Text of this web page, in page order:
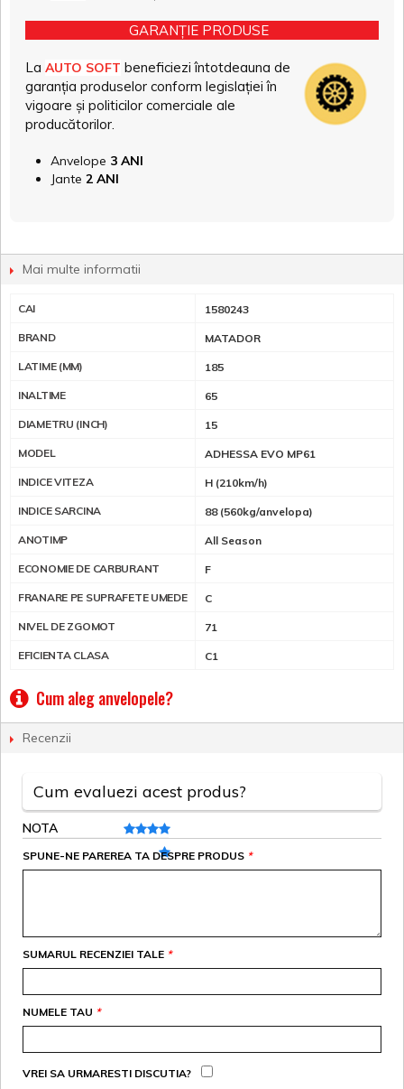
GARANȚIE PRODUSE
La AUTO SOFT beneficiezi întotdeauna de
garanția produselor conform legislației în
vigoare și politicilor comerciale ale
producătorilor.
Anvelope 3 ANI
Jante 2 ANI
Mai multe informatii
CAI 1580243
BRAND MATADOR
LATIME (MM) 185
INALTIME 65
DIAMETRU (INCH) 15
MODEL ADHESSA EVO MP61
INDICE VITEZA H (210km/h)
INDICE SARCINA 88 (560kg/anvelopa)
ANOTIMP All Season
ECONOMIE DE CARBURANT F
FRANARE PE SUPRAFETE UMEDE C
NIVEL DE ZGOMOT 71
EFICIENTA CLASA C1
Cum aleg anvelopele?
Recenzii
Cum evaluezi acest produs?
NOTA
*
SPUNE-NE PAREREA TA DESPRE PRODUS
*
SUMARUL RECENZIEI TALE
*
NUMELE TAU
VREI SA URMARESTI DISCUTIA?